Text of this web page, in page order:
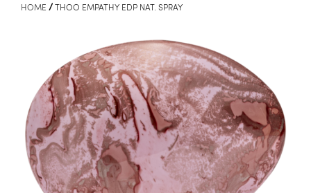
HOME THOO EMPATHY EDP NAT. SPRAY